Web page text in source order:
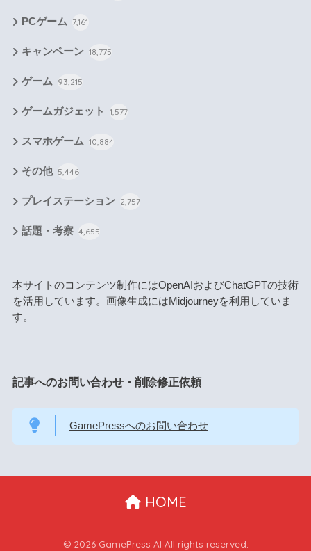
PCゲーム 7,161
キャンペーン 18,775
ゲーム 93,215
ゲームガジェット 1,577
スマホゲーム 10,884
その他 5,446
プレイステーション 2,757
話題・考察 4,655
本サイトのコンテンツ制作にはOpenAIおよびChatGPTの技術
を活用しています。画像生成にはMidjourneyを利用していま
す。
記事へのお問い合わせ・削除修正依頼
GamePressへのお問い合わせ
HOME
© 2026 GamePress AI All rights reserved.